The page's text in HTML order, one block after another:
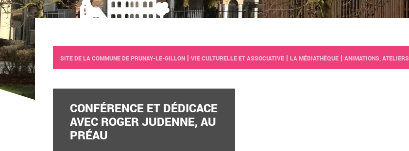
SITE DE LA COMMUNE DE PRUNAY-LE-GILLON | VIE CULTURELLE ET ASSOCIATIVE | LA MÉDIATHÈQUE | ANIMATIONS, ATELIERS
CONFÉRENCE ET DÉDICACE
AVEC ROGER JUDENNE, AU
PRÉAU